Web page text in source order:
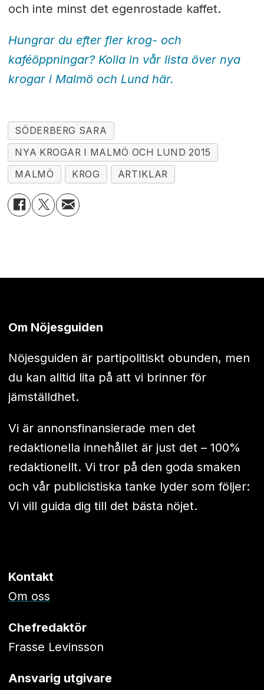
och inte minst det egenrostade kaffet.
Hungrar du efter fler krog- och
kaféöppningar? Kolla in vår lista över nya
krogar i Malmö och Lund här.
SÖDERBERG SARA
NYA KROGAR I MALMÖ OCH LUND 2015
MALMÖ
KROG ARTIKLAR
Om Nöjesguiden
Nöjesguiden är partipolitiskt obunden, men
du kan alltid lita på att vi brinner för
jämställdhet.
Vi är annonsfinansierade men det
redaktionella innehållet är just det – 100%
redaktionellt. Vi tror på den goda smaken
och vår publicistiska tanke lyder som följer:
Vi vill guida dig till det bästa nöjet.
Kontakt
Om oss
Chefredaktör
Frasse Levinsson
Ansvarig utgivare